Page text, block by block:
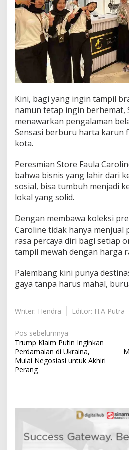
Kini, bagi yang ingin tampil
namun tetap ingin berhemat,
menawarkan pengalaman
Sensasi berburu harta karun
kota.
Peresmian Store Faula
bahwa bisnis yang lahir dari
sosial, bisa tumbuh menjadi
lokal yang solid.
Dengan membawa koleksi
Caroline tidak hanya menjual
rasa percaya diri bagi setiap
tampil mewah dengan harga
Palembang kini punya
gaya tanpa harus mahal,
Writer: Hendra Editor: H.A Putra
N
a
v
i
a
Pos sebelumnya
Trump Klaim Putin Inginkan
Perdamaian di Ukraina,
Mulai Negosiasi untuk Akhiri
Perang